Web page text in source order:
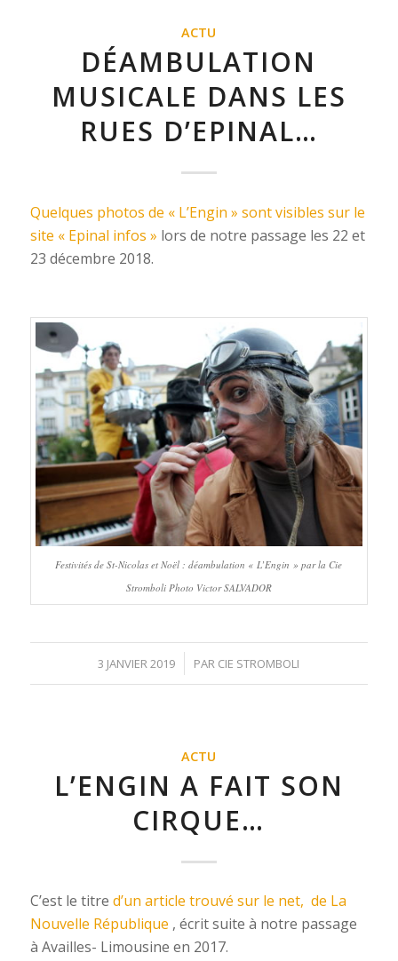
ACTU
DÉAMBULATION
MUSICALE DANS LES
RUES D’EPINAL…
Quelques photos de « L’Engin » sont visibles sur le
site « Epinal infos » lors de notre passage les 22 et
23 décembre 2018.
Festivités de St-Nicolas et Noël : déambulation « L’Engin » par la Cie
Stromboli Photo Victor SALVADOR
3 JANVIER 2019
/ PAR CIE STROMBOLI
ACTU
L’ENGIN A FAIT SON
CIRQUE…
C’est le titre d’un article trouvé sur le net, de La
Nouvelle République , écrit suite à notre passage
à Availles- Limousine en 2017.